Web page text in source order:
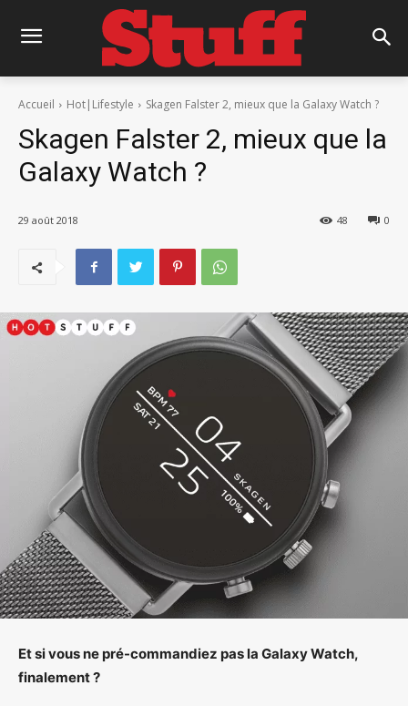
Accueil Hot|Lifestyle Skagen Falster 2, mieux que la Galaxy Watch ?
Skagen Falster 2, mieux que la
Galaxy Watch ?
29 août 2018 0
48
Et si vous ne pré-commandiez pas la Galaxy Watch,
finalement ?